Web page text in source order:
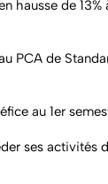
hausse de 13%
PCA de
au 1er
ses activités